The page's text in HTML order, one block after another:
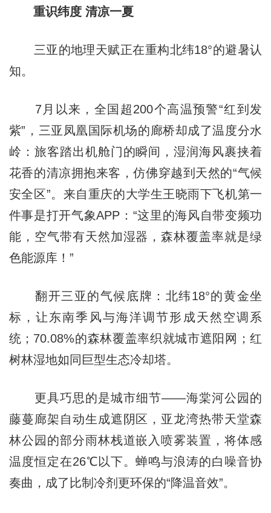
重识纬度 清凉一夏
三亚的地理天赋正在重构北纬18°的避暑认
知。
7月以来，全国超200个高温预警“红到发
紫”，三亚凤凰国际机场的廊桥却成了温度分水
岭：旅客踏出机舱门的瞬间，湿润海风裹挟着
花香的清凉拥抱来客，仿佛穿越到天然的“气候
安全区”。来自重庆的大学生王晓雨下飞机第一
件事是打开气象APP：“这里的海风自带变频功
能，空气带有天然加湿器，森林覆盖率就是绿
色能源库！”
翻开三亚的气候底牌：北纬18°的黄金坐
标，让东南季风与海洋调节形成天然空调系
统；70.08%的森林覆盖率织就城市遮阳网；红
树林湿地如同巨型生态冷却塔。
更具巧思的是城市细节——海棠河公园的
藤蔓廊架自动生成遮阴区，亚龙湾热带天堂森
林公园的部分雨林栈道嵌入喷雾装置，将体感
温度恒定在26℃以下。蝉鸣与浪涛的白噪音协
奏曲，成了比制冷剂更环保的“降温音效”。